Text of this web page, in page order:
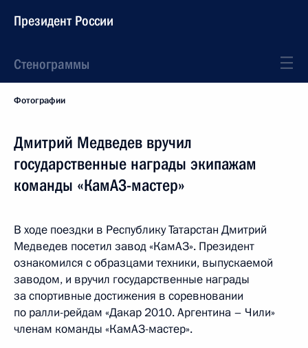
Президент России
Стенограммы
Фотографии
Дмитрий Медведев вручил
государственные награды экипажам
команды «КамАЗ-мастер»
В ходе поездки в Республику Татарстан Дмитрий
Медведев посетил завод «КамАЗ». Президент
ознакомился с образцами техники, выпускаемой
заводом, и вручил государственные награды
за спортивные достижения в соревновании
по ралли-рейдам «Дакар 2010. Аргентина – Чили»
членам команды «КамАЗ-мастер».